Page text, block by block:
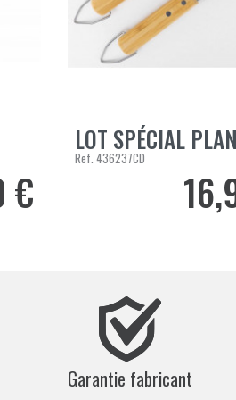
€
AJOUTER AU PANIER
LOT SPÉCIAL
Ref. 436237CD
Prix
Garantie fabricant